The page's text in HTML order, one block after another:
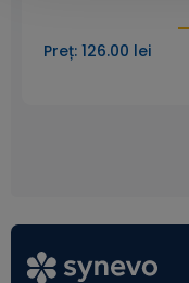
Preț: 126.00 lei